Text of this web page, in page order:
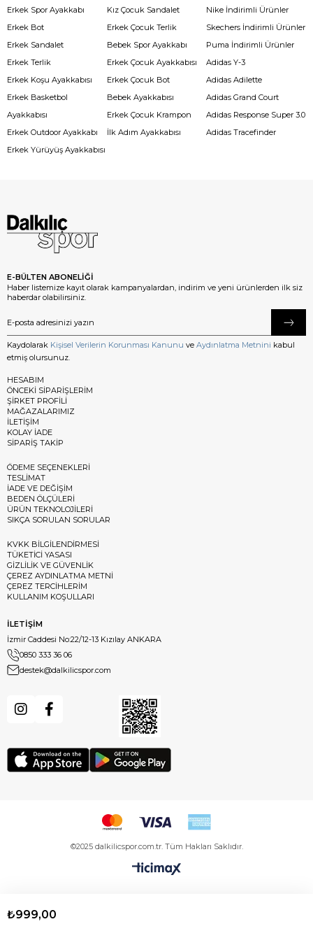
Erkek Spor Ayakkabı
Erkek Bot
Erkek Sandalet
Erkek Terlik
Erkek Koşu Ayakkabısı
Erkek Basketbol
Ayakkabısı
Erkek Outdoor Ayakkabı
Erkek Yürüyüş Ayakkabısı
Kız Çocuk Sandalet
Erkek Çocuk Terlik
Bebek Spor Ayakkabı
Erkek Çocuk Ayakkabısı
Erkek Çocuk Bot
Bebek Ayakkabısı
Erkek Çocuk Krampon
İlk Adım Ayakkabısı
Nike İndirimli Ürünler
Skechers İndirimli Ürünler
Puma İndirimli Ürünler
Adidas Y-3
Adidas Adilette
Adidas Grand Court
Adidas Response Super 3.0
Adidas Tracefinder
E-BÜLTEN ABONELİĞİ
Haber listemize kayıt olarak kampanyalardan, indirim ve yeni ürünlerden ilk siz
haberdar olabilirsiniz.
Kaydolarak Kişisel Verilerin Korunması Kanunu ve Aydınlatma Metnini kabul
etmiş olursunuz.
HESABIM
ÖNCEKİ SİPARİŞLERİM
ŞİRKET PROFİLİ
MAĞAZALARIMIZ
İLETİŞİM
KOLAY İADE
SİPARİŞ TAKİP
ÖDEME SEÇENEKLERİ
TESLİMAT
İADE VE DEĞİŞİM
BEDEN ÖLÇÜLERİ
ÜRÜN TEKNOLOJİLERİ
SIKÇA SORULAN SORULAR
KVKK BİLGİLENDİRMESİ
TÜKETİCİ YASASI
GİZLİLİK VE GÜVENLİK
ÇEREZ AYDINLATMA METNİ
ÇEREZ TERCİHLERİM
KULLANIM KOŞULLARI
İLETİŞİM
İzmir Caddesi No:22/12-13 Kızılay ANKARA
0850 333 36 06
destek@dalkilicspor.com
©2025 dalkilicspor.com.tr. Tüm Hakları Saklıdır.
₺999,00